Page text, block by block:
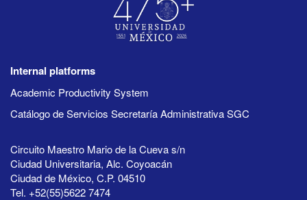
Internal platforms
Academic Productivity System
Catálogo de Servicios Secretaría Administrativa SGC
Circuito Maestro Mario de la Cueva s/n
Ciudad Universitaria, Alc. Coyoacán
Ciudad de México, C.P. 04510
Tel. +52(55)5622 7474